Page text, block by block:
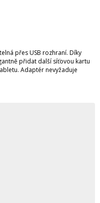
přes USB rozhraní. Díky
přidat další síťovou kartu
Adaptér nevyžaduje